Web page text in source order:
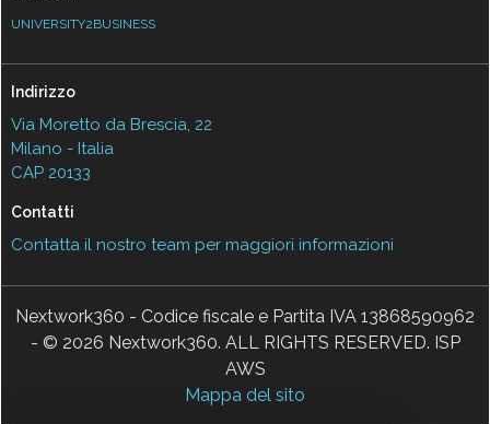
UNIVERSITY2BUSINESS
Indirizzo
Via Moretto da Brescia, 22
Milano - Italia
CAP 20133
Contatti
Contatta il nostro team per maggiori informazioni
Nextwork360 - Codice fiscale e Partita IVA 13868590962
- © 2026 Nextwork360. ALL RIGHTS RESERVED. ISP
AWS
Mappa del sito